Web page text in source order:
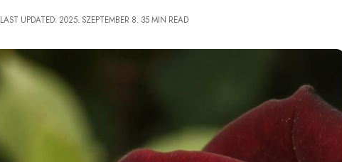
LAST UPDATED: 2025. SZEPTEMBER 8. 35 MIN READ